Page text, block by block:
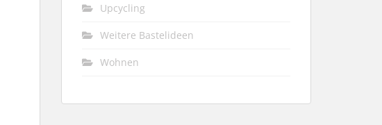
Upcycling
Weitere Bastelideen
Wohnen